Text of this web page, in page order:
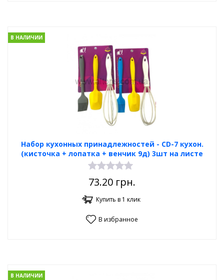
Набор кухонных принадлежностей - CD-7 кухон.
(кисточка + лопатка + венчик 9д) 3шт на листе
В НАЛИЧИИ
73.20 грн.
Купить в 1 клик
В избранное
В НАЛИЧИИ